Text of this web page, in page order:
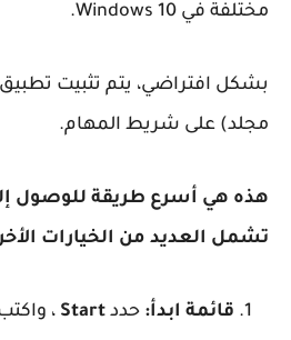
مختلفة في Windows 10.
مجلد) على شريط المهام.
تشمل العديد من الخيارات
قائمة ابدأ: حدد Start ،